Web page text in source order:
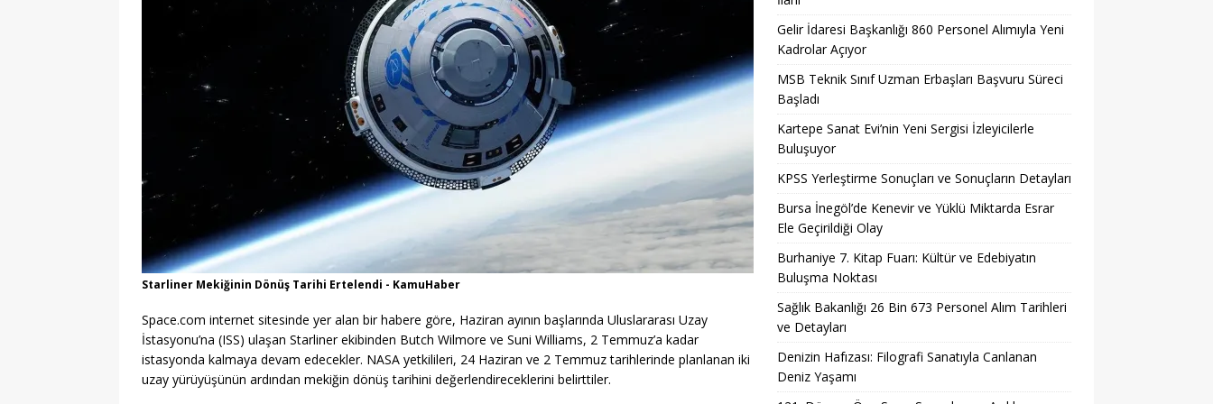
Starliner Mekiğinin Dönüş Tarihi Ertelendi - KamuHaber
Space.com internet sitesinde yer alan bir habere göre, Haziran ayının başlarında Uluslararası Uzay
İstasyonu’na (ISS) ulaşan Starliner ekibinden Butch Wilmore ve Suni Williams, 2 Temmuz’a kadar
istasyonda kalmaya devam edecekler. NASA yetkilileri, 24 Haziran ve 2 Temmuz tarihlerinde planlanan iki
uzay yürüyüşünün ardından mekiğin dönüş tarihini değerlendireceklerini belirttiler.
Gelir İdaresi Başkanlığı 860 Personel Alımıyla Yeni
Kadrolar Açıyor
MSB Teknik Sınıf Uzman Erbaşları Başvuru Süreci
Başladı
Kartepe Sanat Evi’nin Yeni Sergisi İzleyicilerle
Buluşuyor
KPSS Yerleştirme Sonuçları ve Sonuçların Detayları
Bursa İnegöl’de Kenevir ve Yüklü Miktarda Esrar
Ele Geçirildiği Olay
Burhaniye 7. Kitap Fuarı: Kültür ve Edebiyatın
Buluşma Noktası
Sağlık Bakanlığı 26 Bin 673 Personel Alım Tarihleri
ve Detayları
Denizin Hafızası: Filografi Sanatıyla Canlanan
Deniz Yaşamı